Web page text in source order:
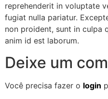
reprehenderit in voluptate
fugiat nulla pariatur.
non proident, sunt in culpa
anim id est laborum.
Deixe um
Você precisa fazer o login